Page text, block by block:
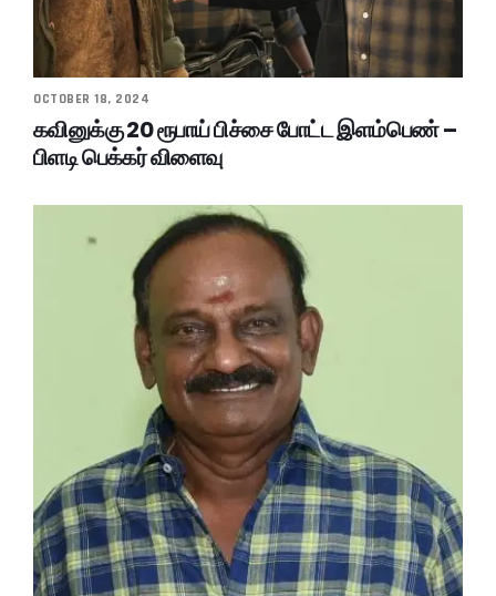
OCTOBER 18, 2024
கவினுக்கு 20 ரூபாய் பிச்சை போட்ட இளம்பெண் –
பிளடி பெக்கர் விளைவு